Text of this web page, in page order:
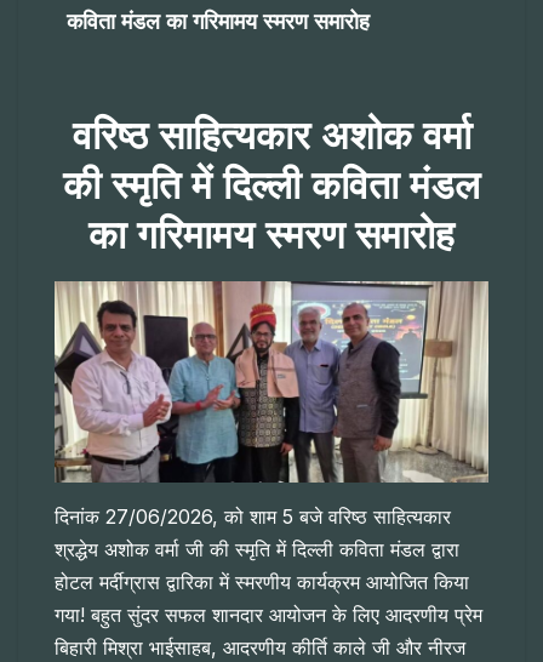
कविता मंडल का गरिमामय स्मरण समारोह
वरिष्ठ साहित्यकार अशोक वर्मा
की स्मृति में दिल्ली कविता मंडल
का गरिमामय स्मरण समारोह
दिनांक 27/06/2026, को शाम 5 बजे वरिष्ठ साहित्यकार
श्रद्धेय अशोक वर्मा जी की स्मृति में दिल्ली कविता मंडल द्वारा
होटल मर्दीग्रास द्वारिका में स्मरणीय कार्यक्रम आयोजित किया
गया! बहुत सुंदर सफल शानदार आयोजन के लिए आदरणीय प्रेम
बिहारी मिश्रा भाईसाहब, आदरणीय कीर्ति काले जी और नीरज